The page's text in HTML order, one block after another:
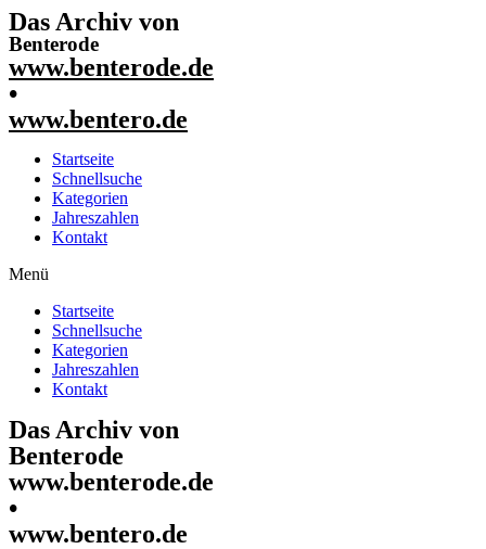
Das Archiv von
Benterode
www.benterode.de
•
www.bentero.de
Startseite
Schnellsuche
Kategorien
Jahreszahlen
Kontakt
Menü
Startseite
Schnellsuche
Kategorien
Jahreszahlen
Kontakt
Das Archiv von
Benterode
www.benterode.de
•
www.bentero.de